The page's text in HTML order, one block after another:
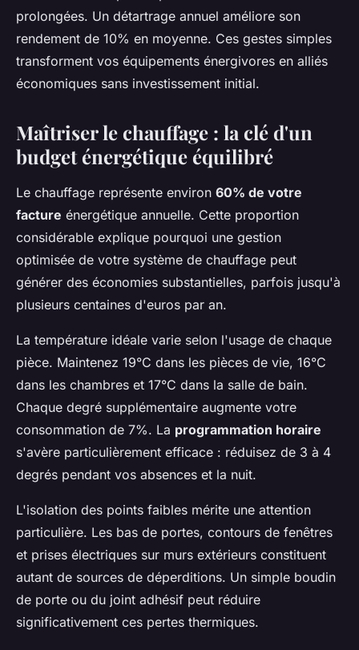
prolongées. Un détartrage annuel améliore son
rendement de 10% en moyenne. Ces gestes simples
transforment vos équipements énergivores en alliés
économiques sans investissement initial.
Maîtriser le chauffage : la clé d'un
budget énergétique équilibré
Le chauffage représente environ 60% de votre
facture énergétique annuelle. Cette proportion
considérable explique pourquoi une gestion
optimisée de votre système de chauffage peut
générer des économies substantielles, parfois jusqu'à
plusieurs centaines d'euros par an.
La température idéale varie selon l'usage de chaque
pièce. Maintenez 19°C dans les pièces de vie, 16°C
dans les chambres et 17°C dans la salle de bain.
Chaque degré supplémentaire augmente votre
consommation de 7%. La programmation horaire
s'avère particulièrement efficace : réduisez de 3 à 4
degrés pendant vos absences et la nuit.
L'isolation des points faibles mérite une attention
particulière. Les bas de portes, contours de fenêtres
et prises électriques sur murs extérieurs constituent
autant de sources de déperditions. Un simple boudin
de porte ou du joint adhésif peut réduire
significativement ces pertes thermiques.